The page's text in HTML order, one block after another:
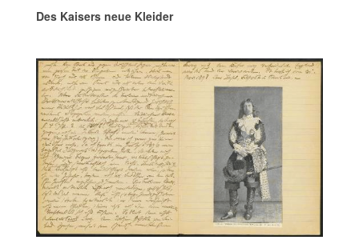
Des Kaisers neue Kleider